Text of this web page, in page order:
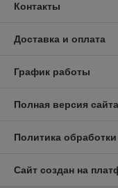
Контакты
Доставка и оплата
График работы
Полная версия сайта
Политика
Сайт создан на